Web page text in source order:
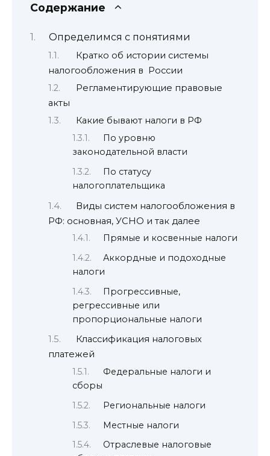
Содержание
Определимся с понятиями
Кратко об истории системы
налогообложения в России
Регламентирующие правовые
акты
Какие бывают налоги в РФ
По уровню
законодательной власти
По статусу
налогоплательщика
Виды систем налогообложения в
РФ: основная, УСНО и так далее
Прямые и косвенные налоги
Аккордные и подоходные
налоги
Прогрессивные,
регрессивные или
пропорциональные налоги
Классификация налоговых
платежей
Федеральные налоги и
сборы
Региональные налоги
Местные налоги
Отраслевые налоговые